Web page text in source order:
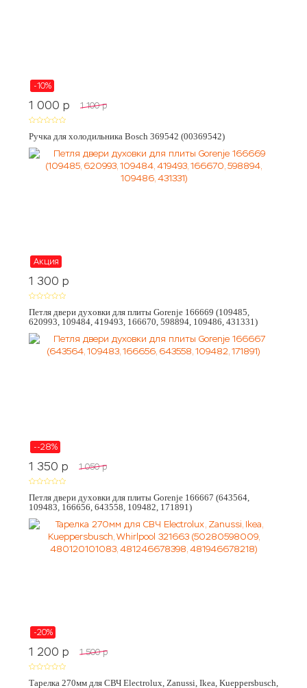
-10%
1 000 p 1 100 p
Ручка для холодильника Bosch 369542 (00369542)
Акция
1 300 p
Петля двери духовки для плиты Gorenje 166669 (109485,
620993, 109484, 419493, 166670, 598894, 109486, 431331)
--28%
1 350 p 1 050 p
Петля двери духовки для плиты Gorenje 166667 (643564,
109483, 166656, 643558, 109482, 171891)
-20%
1 200 p 1 500 p
Тарелка 270мм для СВЧ Electrolux, Zanussi, Ikea, Kueppersbusch,